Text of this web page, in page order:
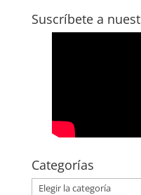
Suscríbete a
Categorías
Categorías